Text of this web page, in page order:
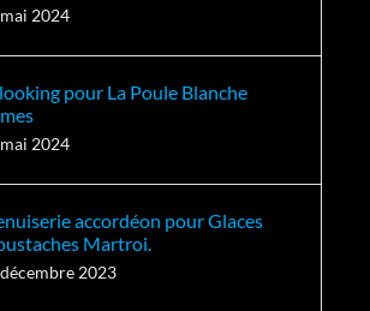
2024
pour La Poule Blanche
2024
accordéon pour Glaces
Martroi.
2023